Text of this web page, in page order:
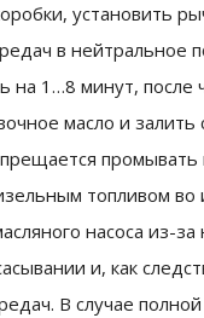
установить
в нейтральное
на 1…8 минут, после
масло и залить
промывать
топливом во
насоса из-
и, как
В случае